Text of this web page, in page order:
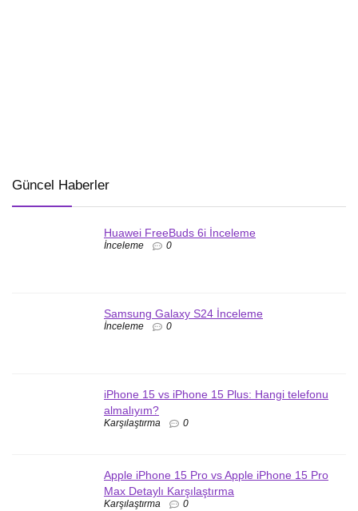
Güncel Haberler
Huawei FreeBuds 6i İnceleme
İnceleme 0
Samsung Galaxy S24 İnceleme
İnceleme 0
iPhone 15 vs iPhone 15 Plus: Hangi telefonu
almalıyım?
Karşılaştırma 0
Apple iPhone 15 Pro vs Apple iPhone 15 Pro
Max Detaylı Karşılaştırma
Karşılaştırma 0